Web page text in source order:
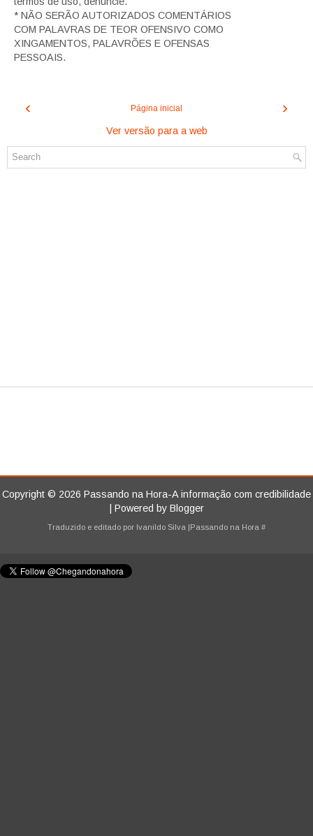
* NÃO SERÃO AUTORIZADOS COMENTÁRIOS
COM PALAVRAS DE TEOR OFENSIVO COMO
XINGAMENTOS, PALAVRÕES E OFENSAS
PESSOAIS.
‹ ›
Página inicial
Ver versão para a web
Copyright © 2026 Passando na Hora-A informação com credibilidade
| Powered by Blogger
Traduzido e editado por Ivanildo Silva |Passando na Hora #